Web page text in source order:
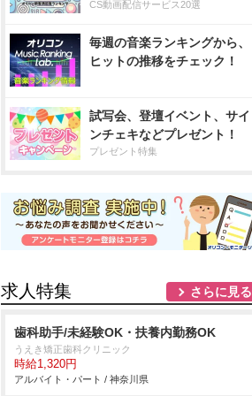
CS動画配信サービス20選
毎週の音楽ランキングから、
ヒットの推移をチェック！
試写会、登壇イベント、サイ
ンチェキなどプレゼント！
プレゼント特集
求人特集 さらに見る
歯科助手/未経験OK・扶養内勤務OK
うえき矯正歯科クリニック
時給1,320円
アルバイト・パート / 神奈川県